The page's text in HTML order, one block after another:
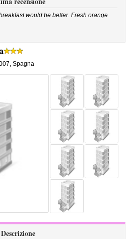
would be better. Fresh orange
Spagna
Descrizione